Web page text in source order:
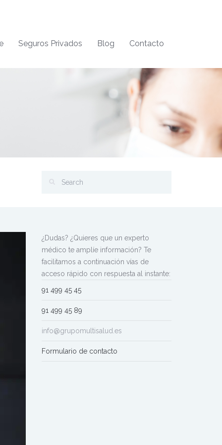
Seguros Privados Blog Contacto
¿Dudas? ¿Quieres que un experto
médico te amplíe información? Te
facilitamos a continuación vías de
acceso rápido con respuesta al instante:
91 499 45 45
91 499 45 89
info@grupomultisalud.es
Formulario de contacto